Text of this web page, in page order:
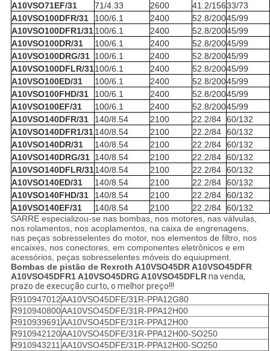
A10VSO71EF/31
71/4.33 2600 41.2/15633/73
A10VSO100DFR/31
100/6.1 2400 52.8/20045/99
A10VSO100DFR1/31100/6.1 2400 52.8/20045/99
A10VSO100DR/31
100/6.1 2400 52.8/20045/99
A10VSO100DRG/31 100/6.1 2400 52.8/20045/99
A10VSO100DFLR/31100/6.1 2400 52.8/20045/99
A10VSO100ED/31
100/6.1 2400 52.8/20045/99
A10VSO100FHD/31
100/6.1 2400 52.8/20045/99
A10VSO100EF/31
100/6.1 2400 52.8/20045/99
A10VSO140DFR/31
140/8.54 2100 22.2/84 60/132
A10VSO140DFR1/31140/8.54 2100 22.2/84 60/132
A10VSO140DR/31
140/8.54 2100 22.2/84 60/132
A10VSO140DRG/31 140/8.54 2100 22.2/84 60/132
A10VSO140DFLR/31140/8.54 2100 22.2/84 60/132
A10VSO140ED/31
140/8.54 2100 22.2/84 60/132
A10VSO140FHD/31
140/8.54 2100 22.2/84 60/132
A10VSO140EF/31
140/8.54 2100 22.2/84 60/132
SARRE especializou-se nas bombas, nos motores, nas válvulas,
nos rolamentos, nos acoplamentos, na caixa de engrenagens,
nas peças sobresselentes do motor, nos elementos de filtro, nos
encaixes, nos conectores, em componentes eletrônicos e em
acessórios, peças sobresselentes móveis do equiupment.
Bombas de pistão de Rexroth A10VSO45DR A10VSO45DFR
A10VSO45DFR1 A10VSO45DRG A10VSO45DFLRna venda,
prazo de execução curto, o melhor preço!!!
R910947012AA10VSO45DFE/31R-PPA12G80
R910940800AA10VSO45DFE/31R-PPA12H00
R910939691AA10VSO45DFE/31R-PPA12H00
R910942120AA10VSO45DFE/31R-PPA12H00-SO250
R910943211AA10VSO45DFE/31R-PPA12H00-SO250